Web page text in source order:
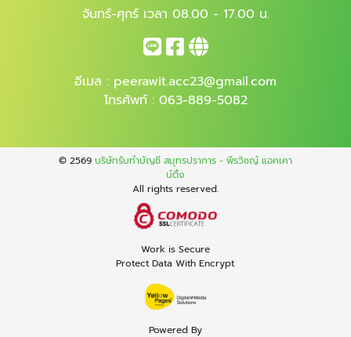
จันทร์-ศุกร์ เวลา 08.00 - 17.00 น.
อีเมล : peerawit.acc23@gmail.com
โทรศัพท์ : 063-889-5082
© 2569 บริษัทรับทำบัญชี สมุทรปราการ - พีรวิชญ์ แอคเคา
น์ติ้ง
All rights reserved.
Work is Secure
Protect Data With Encrypt
Powered By